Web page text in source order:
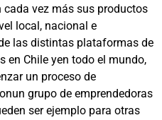
vez más sus productos
local, nacional e
las distintas plataformas de
en Chile yen todo el mundo,
un proceso de
grupo de emprendedoras
ser ejemplo para otras